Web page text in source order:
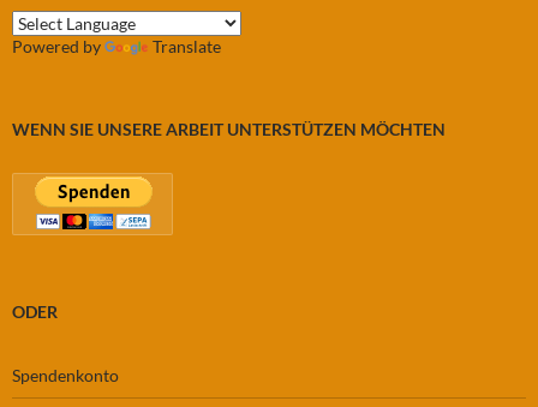
Powered by Translate
WENN SIE UNSERE ARBEIT UNTERSTÜTZEN MÖCHTEN
ODER
Spendenkonto